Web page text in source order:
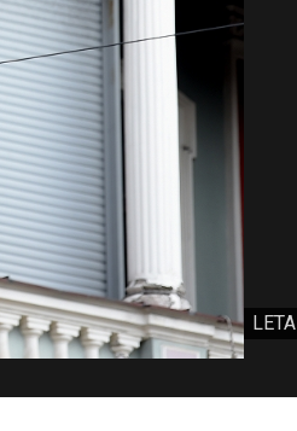
LETA